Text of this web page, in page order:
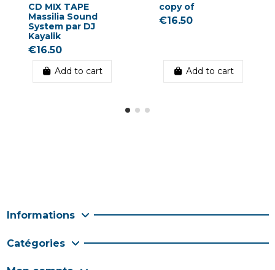
CD MIX TAPE
Massilia Sound
System par DJ
Kayalik
€16.50
Add to cart
copy of
€16.50
Add to cart
Informations
Catégories